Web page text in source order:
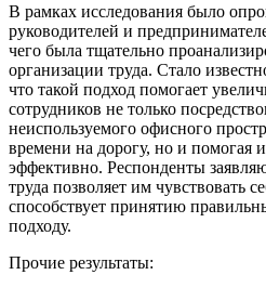
В рамках исследования было
руководителей и
чего была тщательно
организации труда. Стало
что такой подход помогает
сотрудников не только
неиспользуемого офисного
времени на дорогу, но и помогая
эффективно. Респонденты
труда позволяет им чувствовать
способствует принятию
подходу.
Прочие результаты: